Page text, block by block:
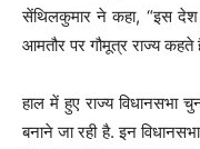
सेंथिलकुमार ने कहा, “इस देश
आमतौर पर गौमूत्र राज्य कहते
हाल में हुए राज्य विधानसभा
बनाने जा रही है. इन